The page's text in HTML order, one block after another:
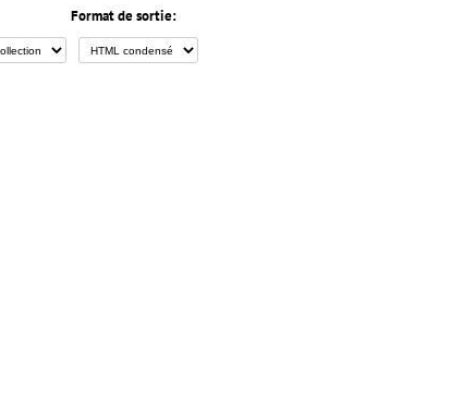
Format de sortie: